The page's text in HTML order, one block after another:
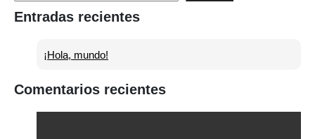
Entradas recientes
¡Hola, mundo!
Comentarios recientes